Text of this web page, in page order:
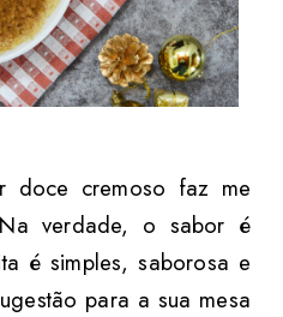
doce cremoso faz me
verdade, o sabor é
é simples, saborosa e
para a sua mesa